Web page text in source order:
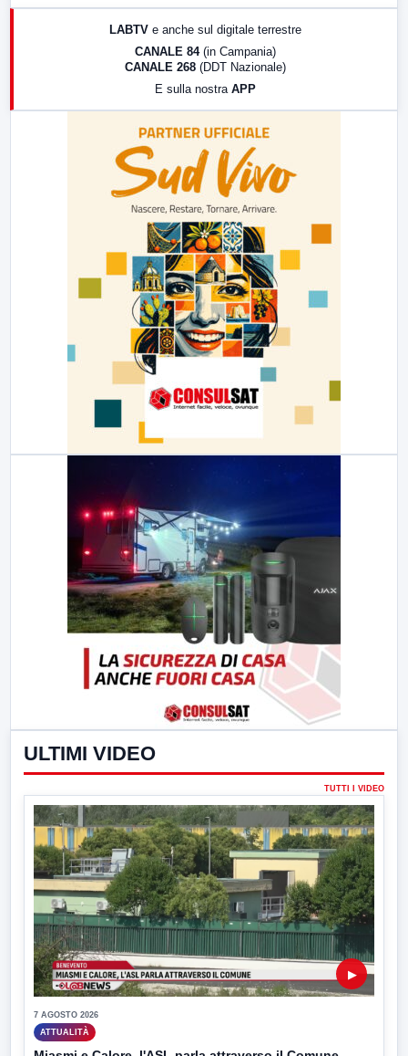
LABTV e anche sul digitale terrestre
CANALE 84 (in Campania)
CANALE 268 (DDT Nazionale)
E sulla nostra APP
ULTIMI VIDEO
TUTTI I VIDEO
▶
7 AGOSTO 2026
ATTUALITÀ